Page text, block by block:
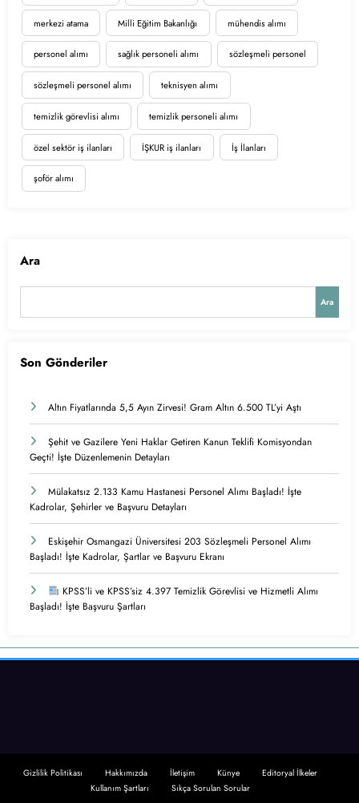
merkezi atama Milli Eğitim Bakanlığı mühendis alımı
personel alımı sağlık personeli alımı sözleşmeli personel
sözleşmeli personel alımı teknisyen alımı
temizlik görevlisi alımı temizlik personeli alımı
özel sektör iş ilanları İŞKUR iş ilanları İş İlanları
şoför alımı
Ara
Ara
Son Gönderiler
Altın Fiyatlarında 5,5 Ayın Zirvesi! Gram Altın 6.500 TL’yi Aştı
Şehit ve Gazilere Yeni Haklar Getiren Kanun Teklifi Komisyondan
Geçti! İşte Düzenlemenin Detayları
Mülakatsız 2.133 Kamu Hastanesi Personel Alımı Başladı! İşte
Kadrolar, Şehirler ve Başvuru Detayları
Eskişehir Osmangazi Üniversitesi 203 Sözleşmeli Personel Alımı
Başladı! İşte Kadrolar, Şartlar ve Başvuru Ekranı
KPSS’li ve KPSS’siz 4.397 Temizlik Görevlisi ve Hizmetli Alımı
Başladı! İşte Başvuru Şartları
Gizlilik Politikası Hakkımızda İletişim Künye
Editoryal İlkeler
Kullanım Şartları
Sıkça Sorulan Sorular